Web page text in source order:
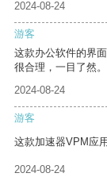
2024-08-24
游客
这款办公软件的界
很合理，一目了然。
2024-08-24
游客
这款加速器VPM应
2024-08-24